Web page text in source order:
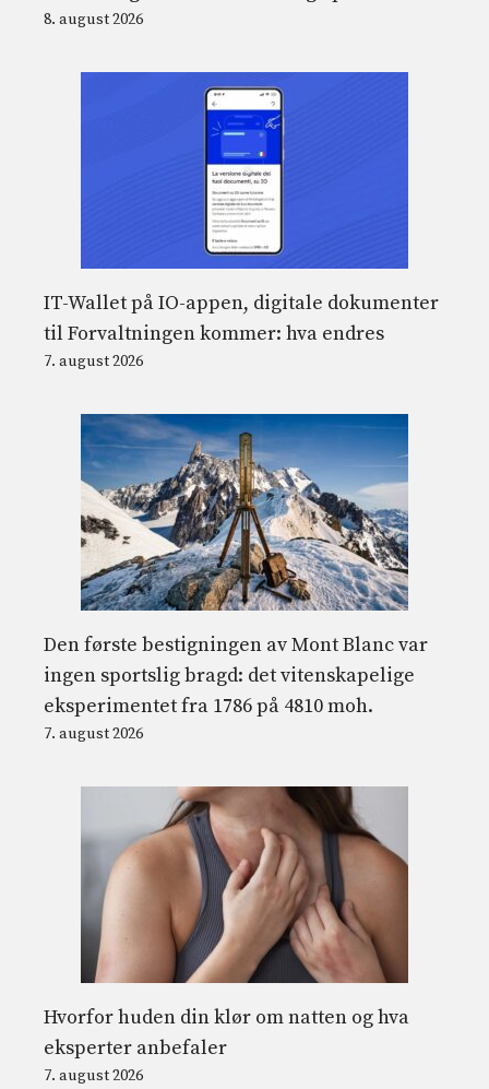
8. august 2026
IT-Wallet på IO-appen, digitale dokumenter
til Forvaltningen kommer: hva endres
7. august 2026
Den første bestigningen av Mont Blanc var
ingen sportslig bragd: det vitenskapelige
eksperimentet fra 1786 på 4810 moh.
7. august 2026
Hvorfor huden din klør om natten og hva
eksperter anbefaler
7. august 2026